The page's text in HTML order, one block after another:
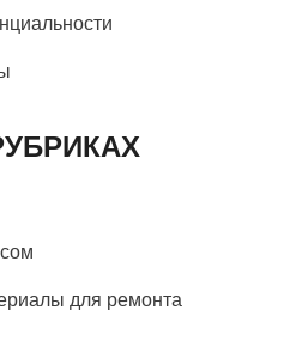
для ремонта